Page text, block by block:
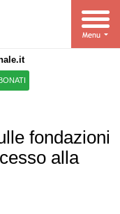
fondazioni
alla